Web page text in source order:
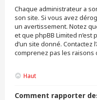
Chaque administrateur a
son site. Si vous avez
un avertissement. Notez
et que phpBB Limited
d’un site donné. Contactez
comprenez pas les
Haut
Comment rapporter